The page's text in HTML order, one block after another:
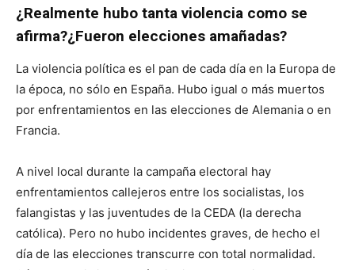
¿Realmente hubo tanta violencia como se
afirma?¿Fueron elecciones amañadas?
La violencia política es el pan de cada día en la Europa de
la época, no sólo en España. Hubo igual o más muertos
por enfrentamientos en las elecciones de Alemania o en
Francia.
A nivel local durante la campaña electoral hay
enfrentamientos callejeros entre los socialistas, los
falangistas y las juventudes de la CEDA (la derecha
católica). Pero no hubo incidentes graves, de hecho el
día de las elecciones transcurre con total normalidad.